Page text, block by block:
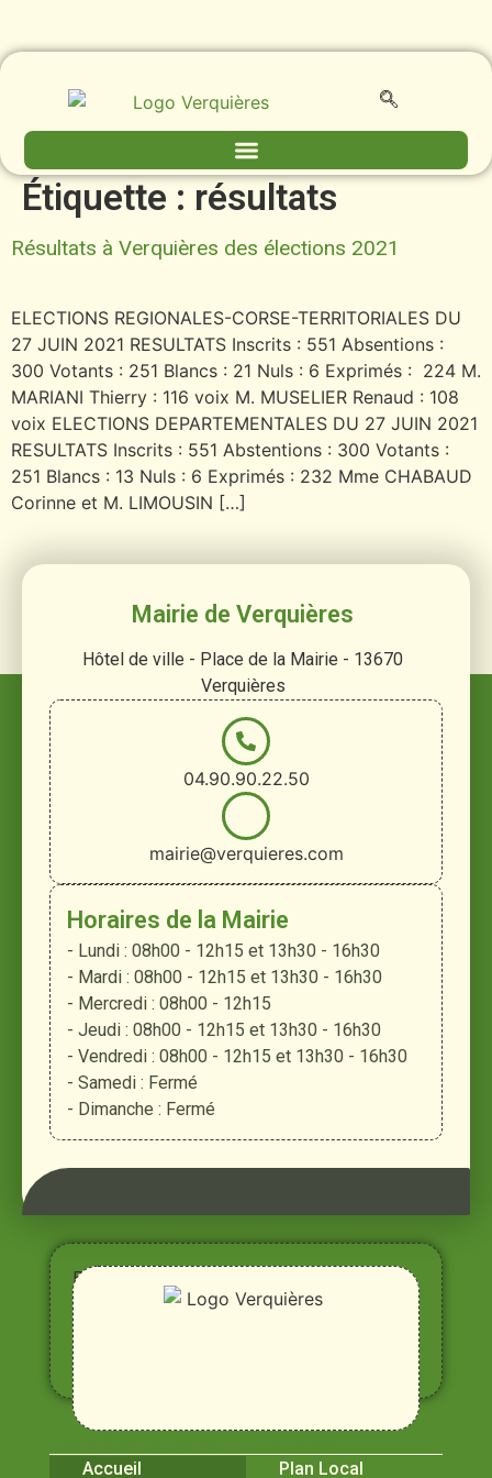
Étiquette : résultats
Résultats à Verquières des élections 2021
ELECTIONS REGIONALES-CORSE-TERRITORIALES DU
27 JUIN 2021 RESULTATS Inscrits : 551 Absentions :
300 Votants : 251 Blancs : 21 Nuls : 6 Exprimés : 224 M.
MARIANI Thierry : 116 voix M. MUSELIER Renaud : 108
voix ELECTIONS DEPARTEMENTALES DU 27 JUIN 2021
RESULTATS Inscrits : 551 Abstentions : 300 Votants :
251 Blancs : 13 Nuls : 6 Exprimés : 232 Mme CHABAUD
Corinne et M. LIMOUSIN […]
Mairie de Verquières
Hôtel de ville - Place de la Mairie - 13670
Verquières
04.90.90.22.50
mairie@verquieres.com
Horaires de la Mairie
- Lundi : 08h00 - 12h15 et 13h30 - 16h30
- Mardi : 08h00 - 12h15 et 13h30 - 16h30
- Mercredi : 08h00 - 12h15
- Jeudi : 08h00 - 12h15 et 13h30 - 16h30
- Vendredi : 08h00 - 12h15 et 13h30 - 16h30
- Samedi : Fermé
- Dimanche : Fermé
Entre
Rhône,
Alpilles
et
Durance
Accueil Plan Local